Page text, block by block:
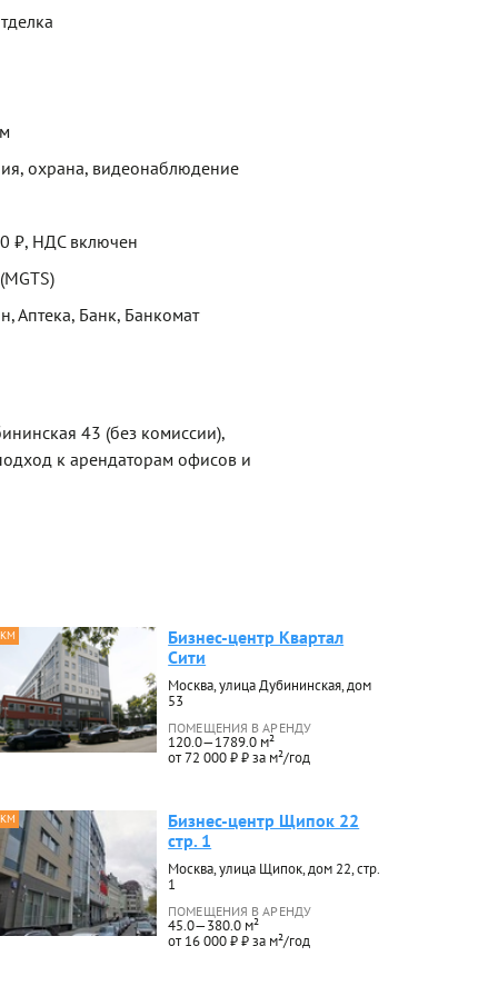
охрана, видеонаблюдение
₽, НДС включен
Аптека, Банк, Банкомат
43 (без комиссии),
к арендаторам офисов и
Бизнес-центр Квартал
Сити
Москва, улица Дубининская, дом
53
ПОМЕЩЕНИЯ В АРЕНДУ
120.0—1789.0 м²
от 72 000 ₽ ₽ за м²/год
Бизнес-центр Щипок 22
стр. 1
Москва, улица Щипок, дом 22, стр.
1
ПОМЕЩЕНИЯ В АРЕНДУ
45.0—380.0 м²
от 16 000 ₽ ₽ за м²/год